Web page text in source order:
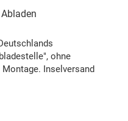
ohne
Inselversand